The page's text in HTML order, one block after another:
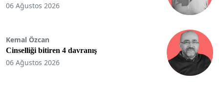
06 Ağustos 2026
Kemal Özcan
Cinselliği bitiren 4 davranış
06 Ağustos 2026